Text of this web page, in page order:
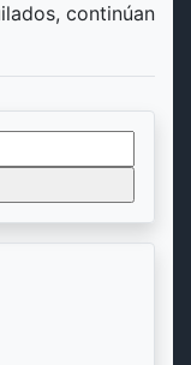
continúan